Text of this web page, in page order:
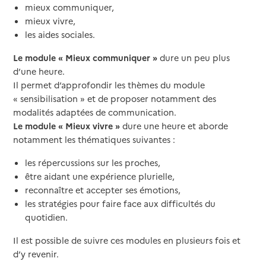
mieux communiquer,
mieux vivre,
les aides sociales.
Le module « Mieux communiquer » dure un peu plus
d’une heure.
Il permet d’approfondir les thèmes du module
« sensibilisation » et de proposer notamment des
modalités adaptées de communication.
Le module « Mieux vivre » dure une heure et aborde
notamment les thématiques suivantes :
les répercussions sur les proches,
être aidant une expérience plurielle,
reconnaître et accepter ses émotions,
les stratégies pour faire face aux difficultés du
quotidien.
Il est possible de suivre ces modules en plusieurs fois et
d’y revenir.